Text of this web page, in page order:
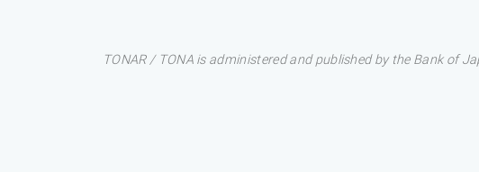
TONAR / TONA is administered and published by the Bank of